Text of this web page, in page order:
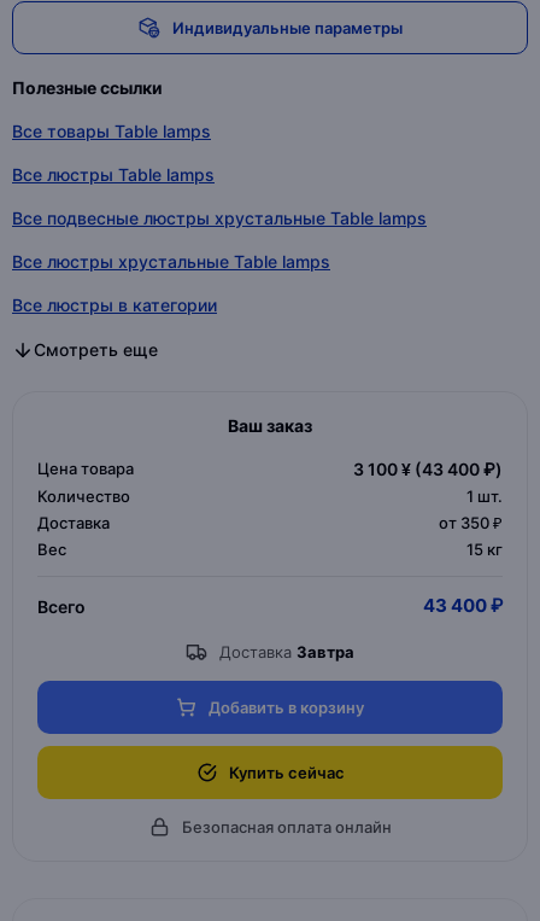
Индивидуальные параметры
Полезные ссылки
Все товары Table lamps
Все люстры Table lamps
Все подвесные люстры хрустальные Table lamps
Все люстры хрустальные Table lamps
Все люстры в категории
Все подвесные люстры хрустальные в категории
Все люстры хрустальные в категории
Смотреть еще
Ваш заказ
Цена товара 3 100 ¥ (43 400 ₽)
Количество 1 шт.
Доставка
от 350 ₽
Вес
15 кг
Всего 43 400 ₽
Доставка Завтра
Добавить в корзину
Купить сейчас
Безопасная оплата онлайн